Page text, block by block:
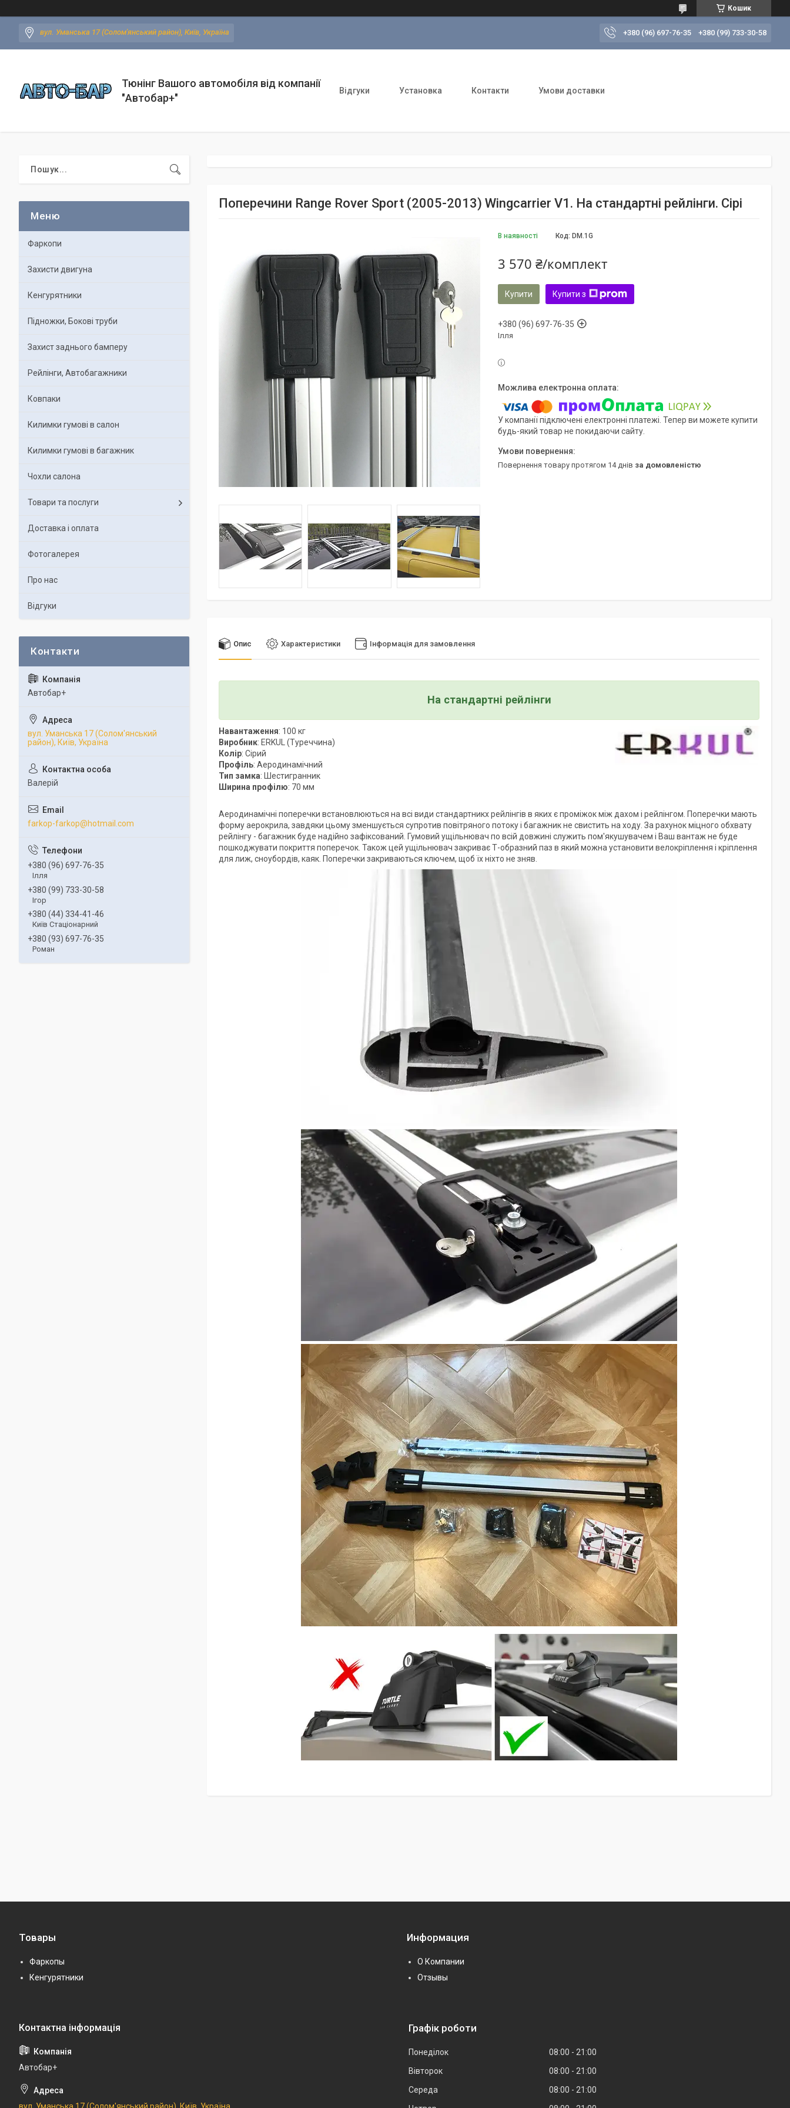
Кошик
вул. Уманська 17 (Солом'янський район), Київ, Україна +380 (96) 697-76-35 +380 (99) 733-30-58
Тюнінг Вашого автомобіля від компанії
"Автобар+"
Відгуки Установка Контакти Умови доставки
Поперечини Range Rover Sport (2005-2013) Wingcarrier V1. На стандартні рейлінги. Сірі
В наявності Код: DM.1G
3 570 ₴/комплект
Купити Купити з
+380 (96) 697-76-35
Ілля
У компанії підключені електронні платежі. Тепер ви можете купити
будь-який товар не покидаючи сайту.
повернення товару протягом 14 днів за домовленістю
Опис Характеристики Інформація для замовлення
На стандартні рейлінги
Навантаження: 100 кг
Виробник: ERKUL (Туреччина)
Колір: Сірий
Профіль: Аеродинамічний
Тип замка: Шестигранник
Ширина профілю: 70 мм
Аеродинамічні поперечки встановлюються на всі види стандартникх рейлінгів в яких є проміжок між дахом і рейлінгом. Поперечки мають
форму аерокрила, завдяки цьому зменшується супротив повітряного потоку і багажник не свистить на ходу. За рахунок міцного обхвату
рейлінгу - багажник буде надійно зафіксований. Гумовий ущільнювач по всій довжині служить пом'якушувачем і Ваш вантаж не буде
пошкоджувати покриття поперечок. Також цей ущільнювач закриває Т-образний паз в який можна установити велокріплення і кріплення
для лиж, сноубордів, каяк. Поперечки закриваються ключем, щоб їх ніхто не зняв.
Фаркопи
Захисти двигуна
Кенгурятники
Підножки, Бокові труби
Захист заднього бамперу
Рейлінги, Автобагажники
Ковпаки
Килимки гумові в салон
Килимки гумові в багажник
Чохли салона
Товари та послуги
Доставка і оплата
Фотогалерея
Про нас
Відгуки
Автобар+
вул. Уманська 17 (Солом'янський
район), Київ, Україна
Валерій
farkop-farkop@hotmail.com
+380 (96) 697-76-35
Ілля
+380 (99) 733-30-58
Ігор
+380 (44) 334-41-46
Київ Стаціонарний
+380 (93) 697-76-35
Роман
Товары
Фаркопы
Кенгурятники
Информация
О Компании
Отзывы
Автобар+
вул. Уманська 17 (Солом'янський район), Київ, Україна
Графік роботи
Понеділок 08:00
21:00
Вівторок
08:00
21:00
Середа
08:00
21:00